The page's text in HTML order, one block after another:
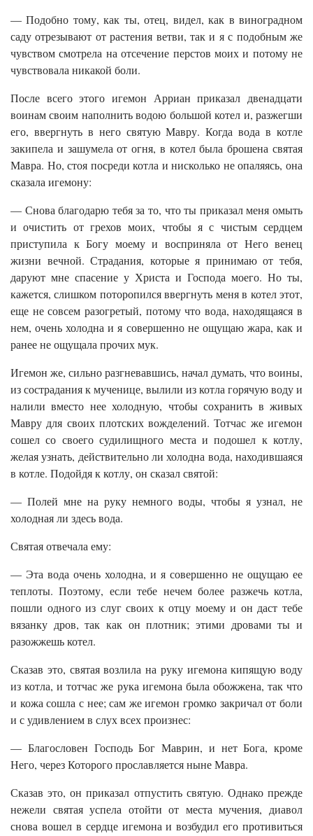
— Подобно тому, как ты, отец, видел, как в виноградном
саду отрезывают от растения ветви, так и я с подобным же
чувством смотрела на отсечение перстов моих и потому не
чувствовала никакой боли.
После всего этого игемон Арриан приказал двенадцати
воинам своим наполнить водою большой котел и, разжегши
его, ввергнуть в него святую Мавру. Когда вода в котле
закипела и зашумела от огня, в котел была брошена святая
Мавра. Но, стоя посреди котла и нисколько не опаляясь, она
сказала игемону:
— Снова благодарю тебя за то, что ты приказал меня омыть
и очистить от грехов моих, чтобы я с чистым сердцем
приступила к Богу моему и восприняла от Него венец
жизни вечной. Страдания, которые я принимаю от тебя,
даруют мне спасение у Христа и Господа моего. Но ты,
кажется, слишком поторопился ввергнуть меня в котел этот,
еще не совсем разогретый, потому что вода, находящаяся в
нем, очень холодна и я совершенно не ощущаю жара, как и
ранее не ощущала прочих мук.
Игемон же, сильно разгневавшись, начал думать, что воины,
из сострадания к мученице, вылили из котла горячую воду и
налили вместо нее холодную, чтобы сохранить в живых
Мавру для своих плотских вожделений. Тотчас же игемон
сошел со своего судилищного места и подошел к котлу,
желая узнать, действительно ли холодна вода, находившаяся
в котле. Подойдя к котлу, он сказал святой:
— Полей мне на руку немного воды, чтобы я узнал, не
холодная ли здесь вода.
Святая отвечала ему:
— Эта вода очень холодна, и я совершенно не ощущаю ее
теплоты. Поэтому, если тебе нечем более разжечь котла,
пошли одного из слуг своих к отцу моему и он даст тебе
вязанку дров, так как он плотник; этими дровами ты и
разожжешь котел.
Сказав это, святая возлила на руку игемона кипящую воду
из котла, и тотчас же рука игемона была обожжена, так что
и кожа сошла с нее; сам же игемон громко закричал от боли
и с удивлением в слух всех произнес:
— Благословен Господь Бог Маврин, и нет Бога, кроме
Него, через Которого прославляется ныне Мавра.
Сказав это, он приказал отпустить святую. Однако прежде
нежели святая успела отойти от места мучения, диавол
снова вошел в сердце игемона и возбудил его противиться